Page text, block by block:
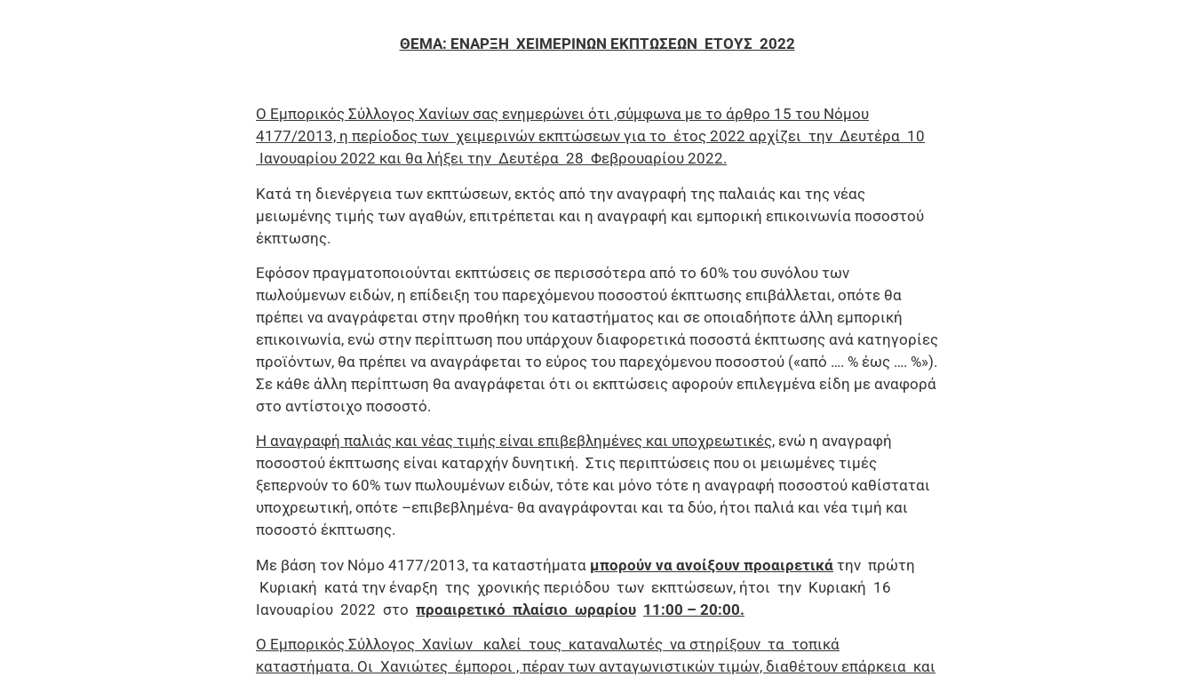
ΘΕΜΑ: ΕΝΑΡΞΗ ΧΕΙΜΕΡΙΝΩΝ ΕΚΠΤΩΣΕΩΝ ΕΤΟΥΣ 2022
Ο Εμπορικός Σύλλογος Χανίων σας ενημερώνει ότι ,σύμφωνα με το άρθρο 15 του Νόμου
4177/2013, η περίοδος των χειμερινών εκπτώσεων για το έτος 2022 αρχίζει την Δευτέρα 10
Ιανουαρίου 2022 και θα λήξει την Δευτέρα 28 Φεβρουαρίου 2022.
Κατά τη διενέργεια των εκπτώσεων, εκτός από την αναγραφή της παλαιάς και της νέας
μειωμένης τιμής των αγαθών, επιτρέπεται και η αναγραφή και εμπορική επικοινωνία ποσοστού
έκπτωσης.
Εφόσον πραγματοποιούνται εκπτώσεις σε περισσότερα από το 60% του συνόλου των
πωλούμενων ειδών, η επίδειξη του παρεχόμενου ποσοστού έκπτωσης επιβάλλεται, οπότε θα
πρέπει να αναγράφεται στην προθήκη του καταστήματος και σε οποιαδήποτε άλλη εμπορική
επικοινωνία, ενώ στην περίπτωση που υπάρχουν διαφορετικά ποσοστά έκπτωσης ανά κατηγορίες
προϊόντων, θα πρέπει να αναγράφεται το εύρος του παρεχόμενου ποσοστού («από …. % έως …. %»).
Σε κάθε άλλη περίπτωση θα αναγράφεται ότι οι εκπτώσεις αφορούν επιλεγμένα είδη με αναφορά
στο αντίστοιχο ποσοστό.
Η αναγραφή παλιάς και νέας τιμής είναι επιβεβλημένες και υποχρεωτικές, ενώ η αναγραφή
ποσοστού έκπτωσης είναι καταρχήν δυνητική. Στις περιπτώσεις που οι μειωμένες τιμές
ξεπερνούν το 60% των πωλουμένων ειδών, τότε και μόνο τότε η αναγραφή ποσοστού καθίσταται
υποχρεωτική, οπότε –επιβεβλημένα- θα αναγράφονται και τα δύο, ήτοι παλιά και νέα τιμή και
ποσοστό έκπτωσης.
Με βάση τον Νόμο 4177/2013, τα καταστήματα μπορούν να ανοίξουν προαιρετικά την πρώτη
Κυριακή κατά την έναρξη της χρονικής περιόδου των εκπτώσεων, ήτοι την Κυριακή 16
Ιανουαρίου 2022 στο προαιρετικό πλαίσιο ωραρίου 11:00 – 20:00.
Ο Εμπορικός Σύλλογος Χανίων καλεί τους καταναλωτές να στηρίξουν τα τοπικά
καταστήματα. Οι Χανιώτες έμποροι , πέραν των ανταγωνιστικών τιμών, διαθέτουν επάρκεια και